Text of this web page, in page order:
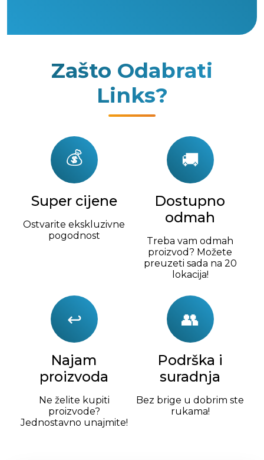
Zašto Odabrati
Links?
💰
Super cijene
Ostvarite ekskluzivne
pogodnost
🚚
Dostupno
odmah
Treba vam odmah
proizvod? Možete
preuzeti sada na 20
lokacija!
↩
Najam
proizvoda
Ne želite kupiti
proizvode?
Jednostavno unajmite!
👥
Podrška i
suradnja
Bez brige u dobrim ste
rukama!